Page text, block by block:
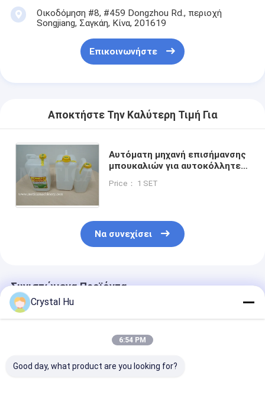
Οικοδόμηση #8, #459 Dongzhou Rd., περιοχή
Songjiang, Σαγκάη, Κίνα, 201619
Επικοινωνήστε
Αποκτήστε Την Καλύτερη Τιμή Για
Αυτόματη μηχανή επισήμανσης
μπουκαλιών για αυτοκόλλητες
ακρίβεια και εύκολη συντήρηση
Price： 1 SET
Να συνεχίσει
Συνιστώμενα Προϊόντα
Crystal Hu
6:54 PM
Good day, what product are you looking for?